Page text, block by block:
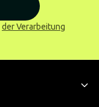
der Verarbeitung